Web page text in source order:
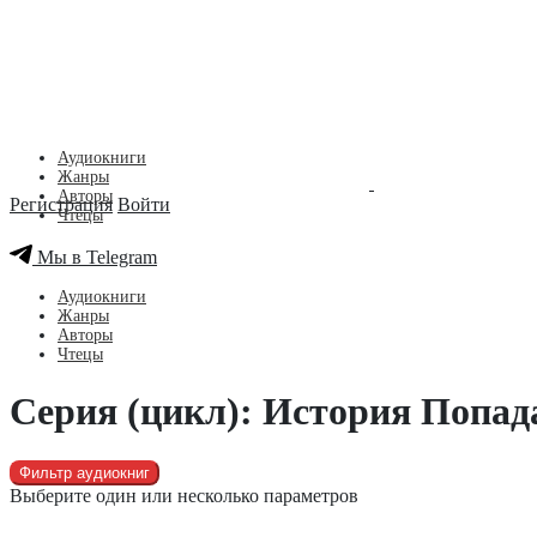
Регистрация Войти
Аудиокниги
Жанры
Авторы
Чтецы
Мы в Telegram
Аудиокниги
Жанры
Авторы
Чтецы
Серия (цикл): История
Фильтр аудиокниг
Выберите один или несколько параметров